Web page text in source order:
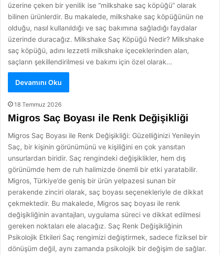
üzerine çeken bir yenilik ise “milkshake saç köpüğü” olarak
bilinen ürünlerdir. Bu makalede, milkshake saç köpüğünün ne
olduğu, nasıl kullanıldığı ve saç bakımına sağladığı faydalar
üzerinde duracağız. Milkshake Saç Köpüğü Nedir? Milkshake
saç köpüğü, adını lezzetli milkshake içeceklerinden alan,
saçların şekillendirilmesi ve bakımı için özel olarak…
Devamını Oku
18 Temmuz 2026
Migros Saç Boyası ile Renk Değişikliği
Migros Saç Boyası ile Renk Değişikliği: Güzelliğinizi Yenileyin
Saç, bir kişinin görünümünü ve kişiliğini en çok yansıtan
unsurlardan biridir. Saç rengindeki değişiklikler, hem dış
görünümde hem de ruh halimizde önemli bir etki yaratabilir.
Migros, Türkiye’de geniş bir ürün yelpazesi sunan bir
perakende zinciri olarak, saç boyası seçenekleriyle de dikkat
çekmektedir. Bu makalede, Migros saç boyası ile renk
değişikliğinin avantajları, uygulama süreci ve dikkat edilmesi
gereken noktaları ele alacağız. Saç Renk Değişikliğinin
Psikolojik Etkileri Saç rengimizi değiştirmek, sadece fiziksel bir
dönüşüm değil, aynı zamanda psikolojik bir değişim de sağlar.